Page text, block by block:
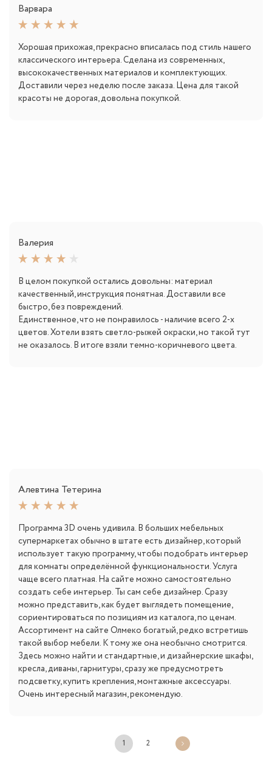
Варвара
Хорошая прихожая, прекрасно вписалась под стиль нашего
классического интерьера. Сделана из современных,
высококачественных материалов и комплектующих.
Доставили через неделю после заказа. Цена для такой
красоты не дорогая, довольна покупкой.
Валерия
В целом покупкой остались довольны: материал
качественный, инструкция понятная. Доставили все
быстро, без повреждений.
Единственное, что не понравилось - наличие всего 2-х
цветов. Хотели взять светло-рыжей окраски, но такой тут
не оказалось. В итоге взяли темно-коричневого цвета.
Алевтина Тетерина
Программа 3D очень удивила. В больших мебельных
супермаркетах обычно в штате есть дизайнер, который
использует такую программу, чтобы подобрать интерьер
для комнаты определённой функциональности. Услуга
чаще всего платная. На сайте можно самостоятельно
создать себе интерьер. Ты сам себе дизайнер. Сразу
можно представить, как будет выглядеть помещение,
сориентироваться по позициям из каталога, по ценам.
Ассортимент на сайте Олмеко богатый, редко встретишь
такой выбор мебели. К тому же она необычно смотрится.
Здесь можно найти и стандартные, и дизайнерские шкафы,
кресла, диваны, гарнитуры, сразу же предусмотреть
подсветку, купить крепления, монтажные аксессуары.
Очень интересный магазин, рекомендую.
1 2